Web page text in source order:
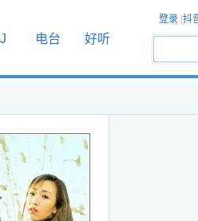
电台 好听
登录 抖